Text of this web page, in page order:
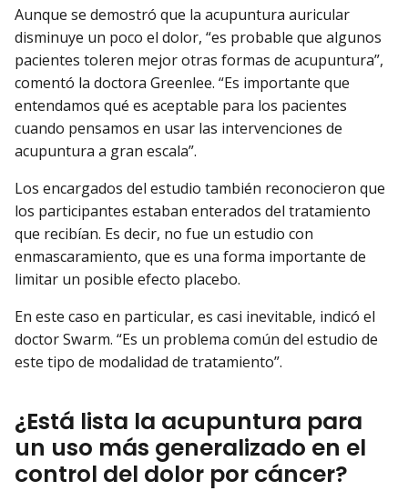
Aunque se demostró que la acupuntura auricular
disminuye un poco el dolor, “es probable que algunos
pacientes toleren mejor otras formas de acupuntura”,
comentó la doctora Greenlee. “Es importante que
entendamos qué es aceptable para los pacientes
cuando pensamos en usar las intervenciones de
acupuntura a gran escala”.
Los encargados del estudio también reconocieron que
los participantes estaban enterados del tratamiento
que recibían. Es decir, no fue un estudio con
enmascaramiento, que es una forma importante de
limitar un posible efecto placebo.
En este caso en particular, es casi inevitable, indicó el
doctor Swarm. “Es un problema común del estudio de
este tipo de modalidad de tratamiento”.
¿Está lista la acupuntura para
un uso más generalizado en el
control del dolor por cáncer?